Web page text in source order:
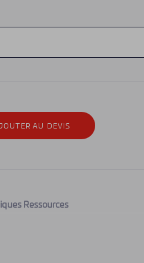
AU DEVIS
Ressources